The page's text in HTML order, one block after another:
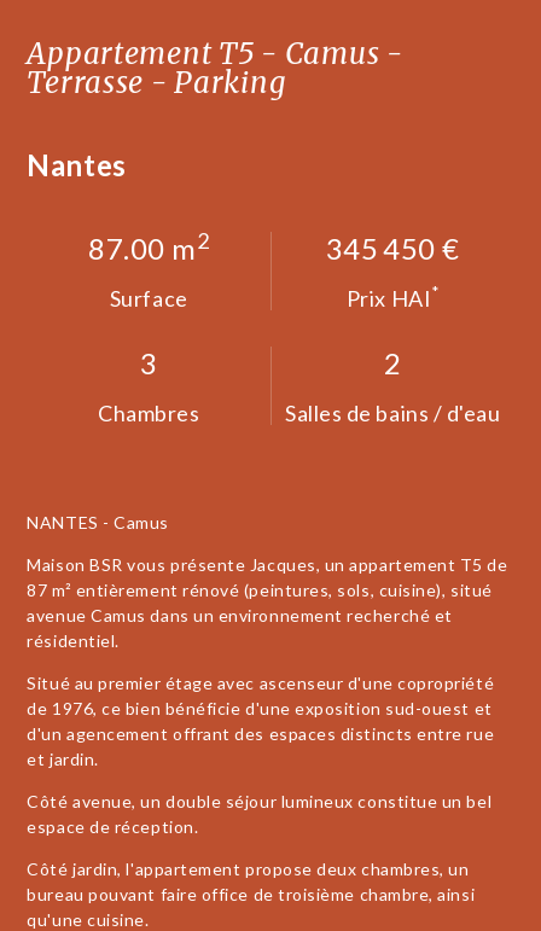
Appartement T5 - Camus -
Terrasse - Parking
Nantes
87.00 m2
Surface
345 450 €
Prix HAI*
3
Chambres
2
Salles de bains / d'eau
NANTES - Camus
Maison BSR vous présente Jacques, un appartement T5 de
87 m² entièrement rénové (peintures, sols, cuisine), situé
avenue Camus dans un environnement recherché et
résidentiel.
Situé au premier étage avec ascenseur d'une copropriété
de 1976, ce bien bénéficie d'une exposition sud-ouest et
d'un agencement offrant des espaces distincts entre rue
et jardin.
Côté avenue, un double séjour lumineux constitue un bel
espace de réception.
Côté jardin, l'appartement propose deux chambres, un
bureau pouvant faire office de troisième chambre, ainsi
qu'une cuisine.